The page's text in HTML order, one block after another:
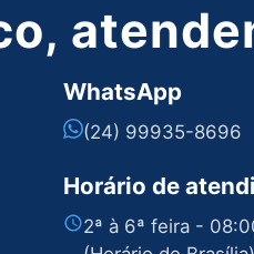
WhatsApp
(24) 99935-8696
Horário de
2ª à 6ª feira -